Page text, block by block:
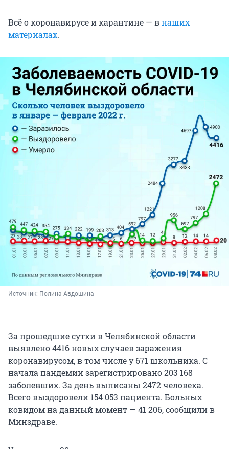
Всё о коронавирусе и карантине — внаших
материалах.
Источник: Полина Авдошина
За прошедшие сутки в Челябинской области
выявлено 4416 новых случаев заражения
коронавирусом, в том числе у 671 школьника. С
начала пандемии зарегистрировано 203 168
заболевших. За день выписаны 2472 человека.
Всего выздоровели 154 053 пациента. Больных
ковидом на данный момент — 41 206, сообщили в
Минздраве.